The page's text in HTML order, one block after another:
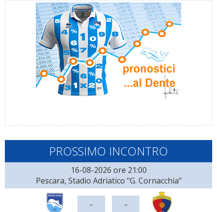
PROSSIMO INCONTRO
16-08-2026 ore 21:00
Pescara, Stadio Adriatico "G. Cornacchia"
- -